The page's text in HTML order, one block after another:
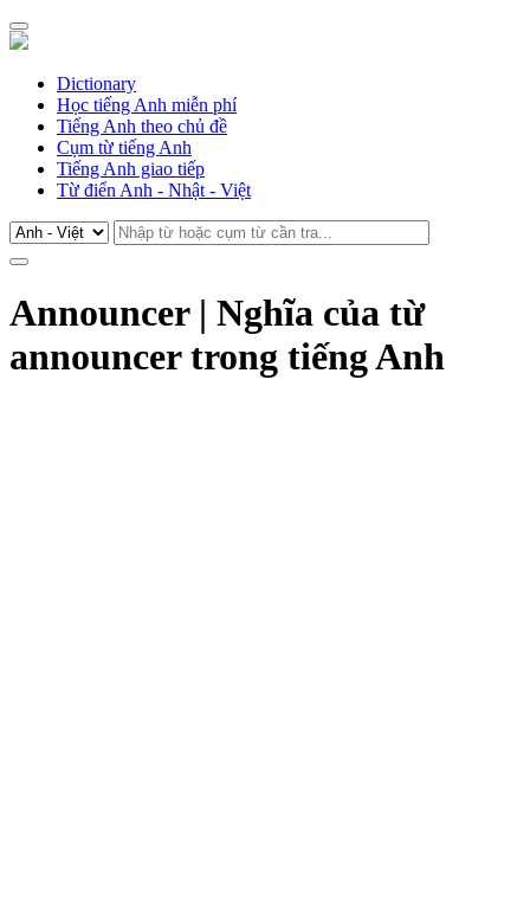
Dictionary
Học tiếng Anh miễn phí
Tiếng Anh theo chủ đề
Cụm từ tiếng Anh
Tiếng Anh giao tiếp
Từ điển Anh - Nhật - Việt
Announcer | Nghĩa của từ
announcer trong tiếng Anh